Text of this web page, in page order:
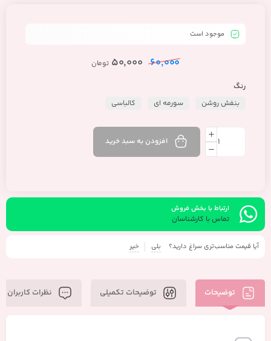
موجود است
60,000
50,000 تومان
رنگ
بنفش روشن
سورمه ای کالباسی
افزودن به سبد خرید
ارتباط با بخش فروش
تماس با کارشناسان
آیا قیمت مناسب‌تری سراغ دارید؟ بلی خیر
توضیحات توضیحات تکمیلی نظرات کاربران